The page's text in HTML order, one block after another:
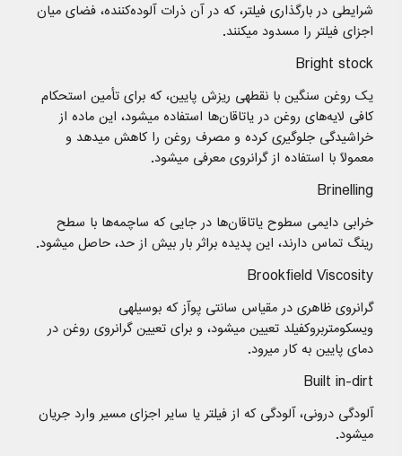
شرایطی در بارگذاری فیلتر، که در آن ذرات آلوده‌کننده، فضای میان
اجزای فیلتر را مسدود میکنند.
Bright stock
یک روغن سنگین با نقطهی ریزش پایین، که برای تأمین استحکام
کافی لایه‌‌های روغن در یاتاقان‌ها استفاده میشود، این ماده از
خراشیدگی جلوگیری کرده و مصرف روغن را کاهش میدهد و
معمولاً با استفاده از گرانروی ‌معرفی میشود.
Brinelling
خرابی دایمی سطوح یاتاقان‌ها در جایی که ساچمه‌ها با سطح
رینگ تماس دارند، این پدیده براثر بار بیش از حد، حاصل میشود.
Brookfield Viscosity
گرانروی ظاهری در مقیاس سانتی پوآز که بوسیلهی
ویسکومتربروکفیلد تعیین میشود، و برای تعیین گرانروی روغن در
دمای پایین به کار میرود.
Built in-dirt
آلودگی درونی، آلودگی که از فیلتر یا سایر اجزای مسیر وارد جریان
میشود.